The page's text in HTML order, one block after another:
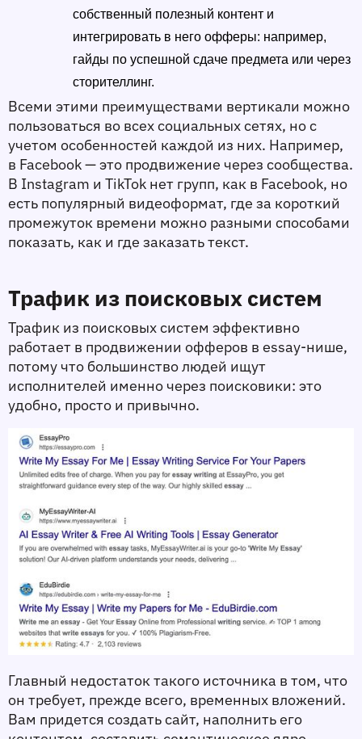
собственный полезный контент и
интегрировать в него офферы: например,
гайды по успешной сдаче предмета или через
сторителлинг.
Всеми этими преимуществами вертикали можно
пользоваться во всех социальных сетях, но с
учетом особенностей каждой из них. Например,
в Facebook — это продвижение через сообщества.
В Instagram и TikTok нет групп, как в Facebook, но
есть популярный видеоформат, где за короткий
промежуток времени можно разными способами
показать, как и где заказать текст.
Трафик из поисковых систем
Трафик из поисковых систем эффективно
работает в продвижении офферов в essay-нише,
потому что большинство людей ищут
исполнителей именно через поисковики: это
удобно, просто и привычно.
Главный недостаток такого источника в том, что
он требует, прежде всего, временных вложений.
Вам придется создать сайт, наполнить его